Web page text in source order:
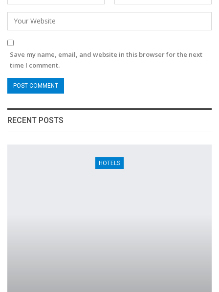
Save my name, email, and website in this browser for the next
time I comment.
RECENT POSTS
HOTELS